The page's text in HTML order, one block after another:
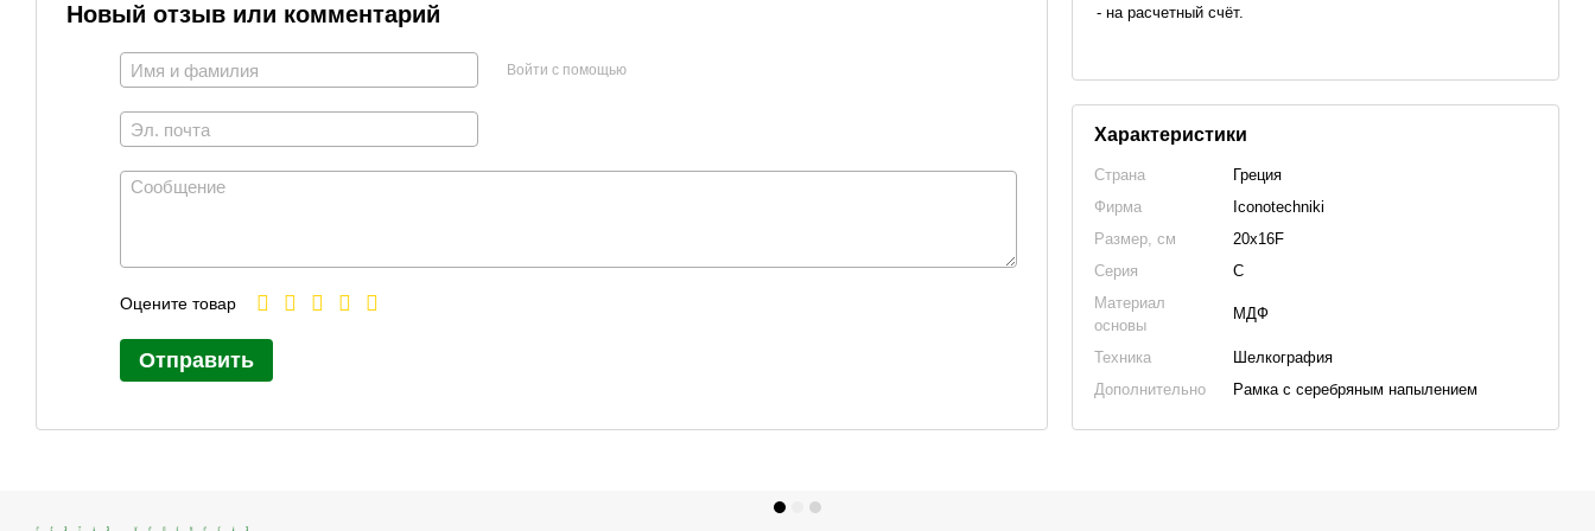
Новый отзыв или комментарий
Войти с помощью
Оцените товар
Отправить
- на расчетный счёт.
Характеристики
Страна
Греция
Фирма
Iconotechniki
Размер, см
20x16F
Серия
C
Материал
основы
МДФ
Техника
Шелкография
Дополнительно
Рамка с серебряным напылением